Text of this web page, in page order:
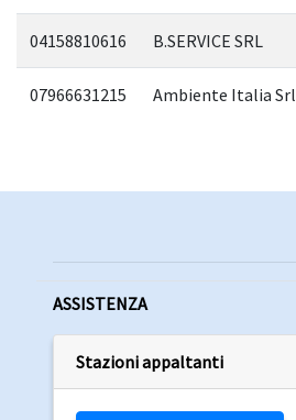
04158810616 B.SERVICE SRL
07966631215 Ambiente Italia Srl
ASSISTENZA
Stazioni appaltanti